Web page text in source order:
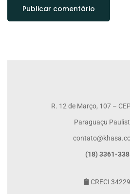
R. 12 de Março, 107 –
Paraguaçu
(18) 3361-
CRECI